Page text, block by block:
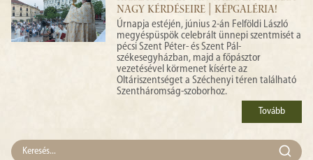
NAGY KÉRDÉSEIRE | KÉPGALÉRIA!
Úrnapja estéjén, június 2-án Felföldi László
megyéspüspök celebrált ünnepi szentmisét a
pécsi Szent Péter- és Szent Pál-
székesegyházban, majd a főpásztor
vezetésével körmenet kísérte az
Oltáriszentséget a Széchenyi téren található
Szentháromság-szoborhoz.
Tovább